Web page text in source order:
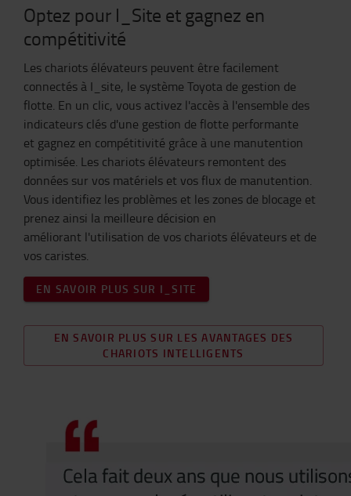
Optez pour I_Site et gagnez en
compétitivité
Les chariots élévateurs peuvent être facilement
connectés à I_site, le système Toyota de gestion de
flotte. En un clic, vous activez l'accès à l'ensemble des
indicateurs clés d'une gestion de flotte performante
et gagnez en compétitivité grâce à une manutention
optimisée. Les chariots élévateurs remontent des
données sur vos matériels et vos flux de manutention.
Vous identifiez les problèmes et les zones de blocage et
prenez ainsi la meilleure décision en
améliorant l'utilisation de vos chariots élévateurs et de
vos caristes.
EN SAVOIR PLUS SUR I_SITE
EN SAVOIR PLUS SUR LES AVANTAGES DES
CHARIOTS INTELLIGENTS